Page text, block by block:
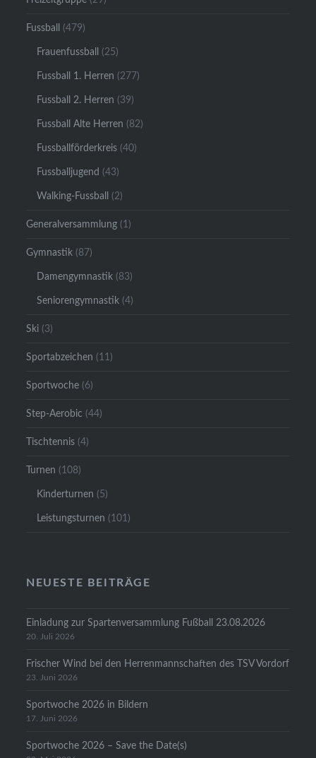
Fussball (479)
Frauenfussball (25)
Fussball 1. Herren (277)
Fussball 2. Herren (39)
Fussball Alte Herren (82)
Fussballförderkreis (40)
Fussballjugend (43)
Walking-Fussball (2)
Generalversammlung (1)
Gymnastik (87)
Damengymnastik (83)
Seniorengymnastik (4)
Ski (3)
Sportabzeichen (11)
Sportwoche (6)
Step-Aerobic (44)
Tischtennis (4)
Turnen (108)
Kinderturnen (5)
Leistungsturnen (101)
NEUESTE BEITRÄGE
Einladung zur Spartenversammlung Fußball 23.08.2026
20. Juli 2026
Frischer Wind bei den Herrenmannschaften des TSV Vordorf
23. Juni 2026
Sportwoche 2026 in Bildern
17. Juni 2026
Sportwoche 2026 – Save the Date(s)